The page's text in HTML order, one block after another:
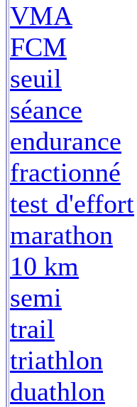
VMA
FCM
seuil
séance
endurance
fractionné
test d'effort
marathon
10 km
semi
trail
triathlon
duathlon